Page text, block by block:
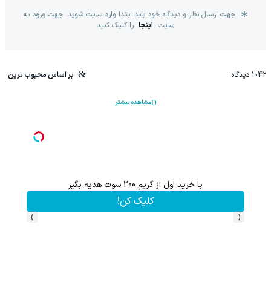
جهت ارسال نظر و دیدگاه خود باید ابتدا وارد سایت شوید. جهت ورود به
سایت اینجا را کلیک کنید
1042 دیدگاه بر اساس محبوب ترین
مشاهده بیشتر
با خرید اول از گریم 200 سوت هدیه بگیر
کلیک کن!
‹
›